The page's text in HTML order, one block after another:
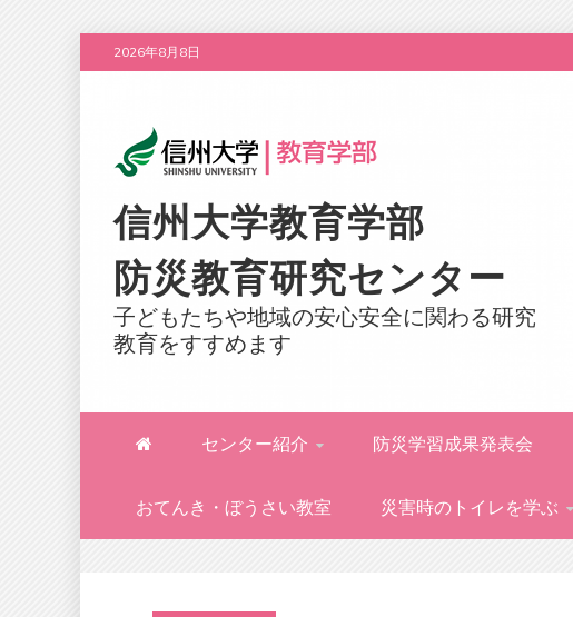
to
2026年8月8日
信州大学教育学部
防災教育研究センター
子どもたちや地域の安心安全に関わる研究
教育をすすめます
センター紹介 防災学習成果発表会
おてんき・ぼうさい教室 災害時のトイレを学ぶ